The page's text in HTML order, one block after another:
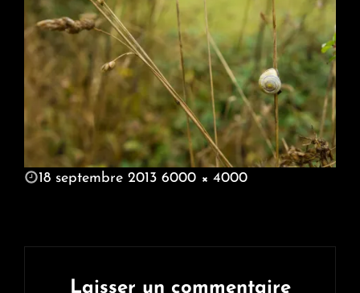
POSTED
18 septembre 2013 6000 × 4000
Laisser un commentaire